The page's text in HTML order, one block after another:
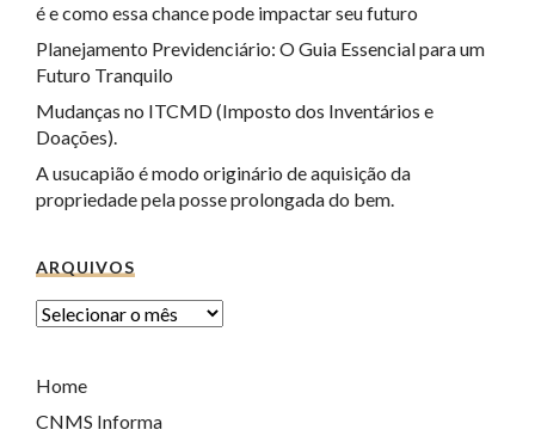
é e como essa chance pode impactar seu futuro
Planejamento Previdenciário: O Guia Essencial para um
Futuro Tranquilo
Mudanças no ITCMD (Imposto dos Inventários e
Doações).
A usucapião é modo originário de aquisição da
propriedade pela posse prolongada do bem.
ARQUIVOS
Home
CNMS Informa